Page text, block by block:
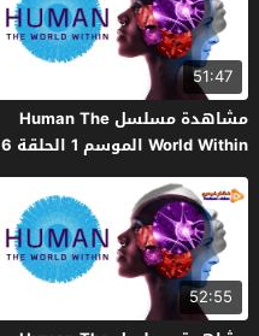
51:47
مشاهدة مسلسل Human The
World Within الموسم 1 الحلقة 6
والاخيرة مترجم
52:55